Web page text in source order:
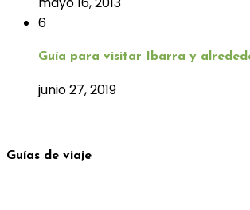
6
Guía para visitar Ibarra y
junio 27, 2019
Guías de viaje